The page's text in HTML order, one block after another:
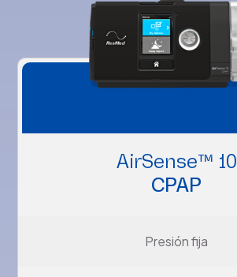
AirSense™ 10
CPAP
Presión fija